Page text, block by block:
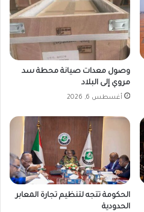
وصول معدات صيانة محطة سد
مروي إلى البلاد
أغسطس 6, 2026
الحكومة تتجه لتنظيم تجارة المعابر
الحدودية